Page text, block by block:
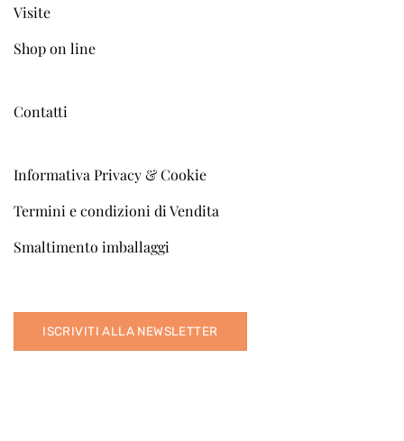
Visite
Shop on line
Contatti
Informativa Privacy & Cookie
Termini e condizioni di Vendita
Smaltimento imballaggi
ISCRIVITI ALLA NEWSLETTER